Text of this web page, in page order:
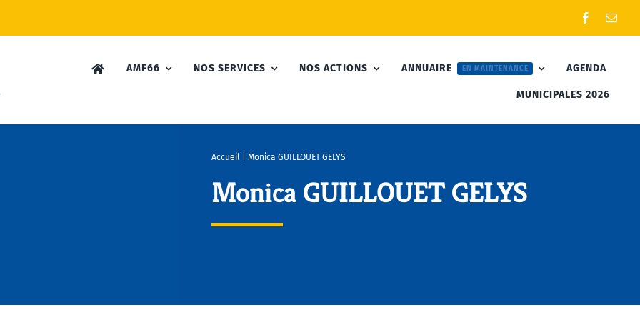
AMF66 NOS SERVICES NOS ACTIONS ANNUAIRE EN MAINTENANCE AGENDA
MUNICIPALES 2026
Accueil| Monica GUILLOUET GELYS
Monica GUILLOUET GELYS